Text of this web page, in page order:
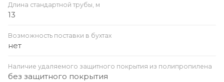
Длина стандартной трубы, м
13
Возможность поставки в бухтах
нет
Наличие удаляемого защитного покрытия из полипропилена
без защитного покрытия